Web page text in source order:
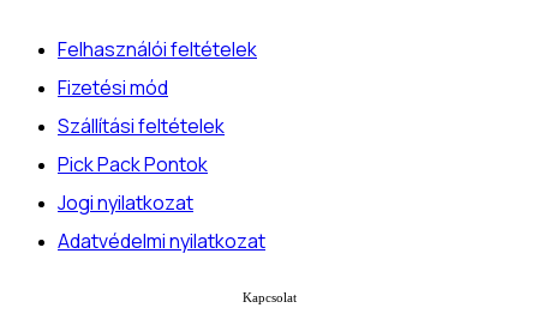
Felhasználói feltételek
Fizetési mód
Szállítási feltételek
Pick Pack Pontok
Jogi nyilatkozat
Adatvédelmi nyilatkozat
Kapcsolat